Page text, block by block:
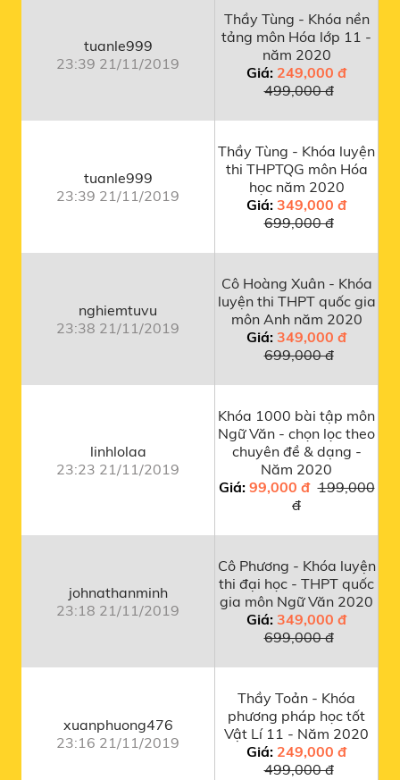
tuanle999
23:39 21/11/2019
Thầy Tùng - Khóa nền
tảng môn Hóa lớp 11 -
năm 2020
Giá: 249,000 đ
499,000 đ
tuanle999
23:39 21/11/2019
Thầy Tùng - Khóa luyện
thi THPTQG môn Hóa
học năm 2020
Giá: 349,000 đ
699,000 đ
nghiemtuvu
23:38 21/11/2019
Cô Hoàng Xuân - Khóa
luyện thi THPT quốc gia
môn Anh năm 2020
Giá: 349,000 đ
699,000 đ
linhlolaa
23:23 21/11/2019
Khóa 1000 bài tập môn
Ngữ Văn - chọn lọc theo
chuyên đề & dạng -
Năm 2020
Giá: 99,000 đ 199,000
đ
johnathanminh
23:18 21/11/2019
Cô Phương - Khóa luyện
thi đại học - THPT quốc
gia môn Ngữ Văn 2020
Giá: 349,000 đ
699,000 đ
xuanphuong476
23:16 21/11/2019
Thầy Toản - Khóa
phương pháp học tốt
Vật Lí 11 - Năm 2020
Giá: 249,000 đ
499,000 đ